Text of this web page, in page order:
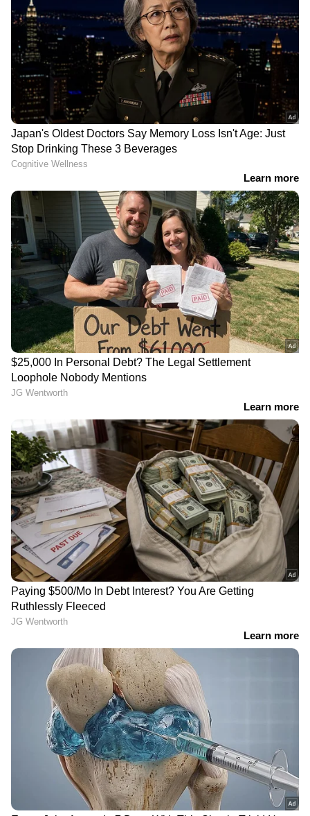
സുരക്ഷാ നടപടിയെന്ന നിലയിൽ, ഈ
ബൈക്കിൽ ഹസാർഡ് ലൈറ്റ് വിങ്കറുകൾ,
സൈഡ് സ്റ്റാൻഡ് എഞ്ചിൻ കട്ട് ഓഫ് എന്നിവ
നൽകിയിട്ടുണ്ട്. തങ്ങളുടെ പുതിയ ഹെഡ്‌ലൈറ്റ്
രാത്രിയിൽ ഉപയോക്താവിന് മികച്ച ദൃശ്യപരത
നൽകുമെന്ന് കമ്പനി പറയുന്നു. ഡ്യുവൽ ടോൺ
പെയിൻ്റ് ഉപയോഗിച്ചാണ് ഈ ബൈക്ക്
അവതരിപ്പിച്ചിരിക്കുന്നത്. ഇതിൽ മാറ്റ് ഗ്രേ,
ഉൾപ്പെടുന്നു. അഞ്ച് വർഷം അല്ലെങ്കിൽ 70,000
കിലോമീറ്റർ (ഏതാണ് ആദ്യം വരുന്നത്) ഈ
ബൈക്കിന് കമ്പനി വാറൻ്റി നൽകുന്നു.
LATEST VIDEOS